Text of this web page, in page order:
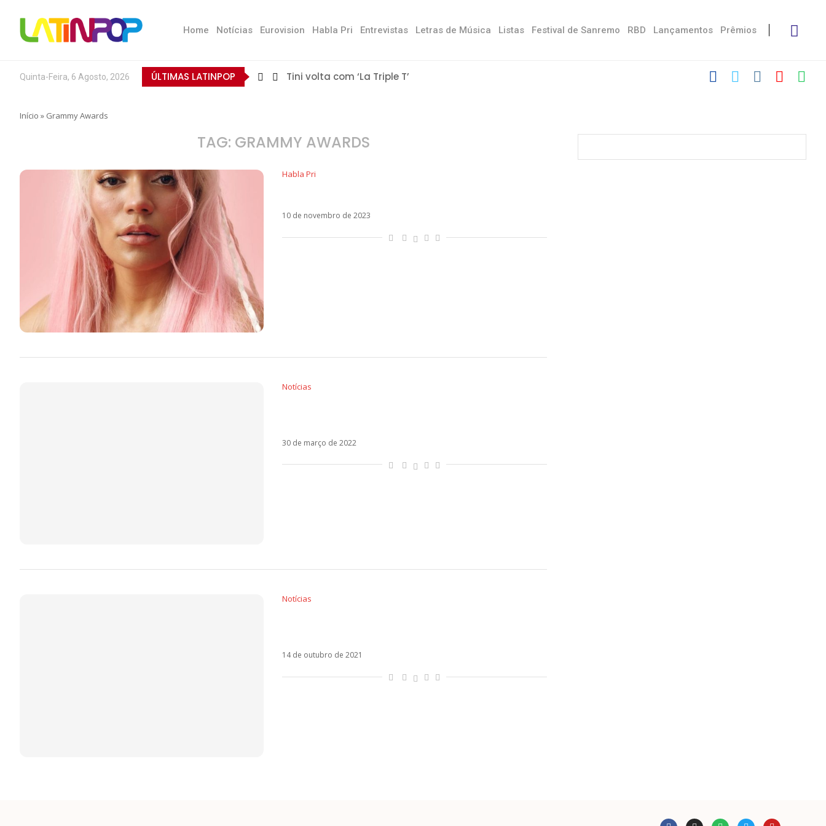
Home Notícias Eurovision Habla Pri Entrevistas Letras de Música Listas Festival de Sanremo RBD Lançamentos Prêmios
Quinta-Feira, 6 Agosto, 2026 ÚLTIMAS LATINPOP Tini volta com ‘La Triple T’
Início » Grammy Awards
TAG: GRAMMY AWARDS
Habla Pri
10 de novembro de 2023
Notícias
30 de março de 2022
Notícias
14 de outubro de 2021